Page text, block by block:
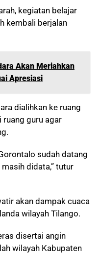
kegiatan belajar
kembali berjalan
Akan Meriahkan
Apresiasi
dialihkan ke ruang
ruang guru agar
sudah datang
didata,” tutur
akan dampak cuaca
wilayah Tilango.
disertai angin
wilayah Kabupaten